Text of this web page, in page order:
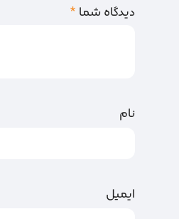
دیدگاه شما *
نام
ایمیل